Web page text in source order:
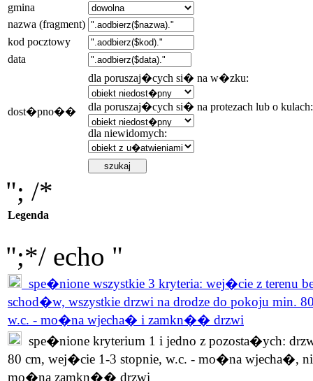
gmina
nazwa (fragment)
kod pocztowy
data
dost�pno��
dla poruszaj�cych si� na w�zku:
dla poruszaj�cych si� na protezach lub o kulach:
dla niewidomych:
"; /*
Legenda
";*/ echo "
spe�nione wszystkie 3 kryteria: wej�cie z terenu
schod�w, wszystkie drzwi na drodze do pokoju min.
w.c. - mo�na wjecha� i zamkn�� drzwi
spe�nione kryterium 1 i jedno z pozosta�ych:
80 cm, wej�cie 1-3 stopnie, w.c. - mo�na wjecha�,
mo�na zamkn�� drzwi